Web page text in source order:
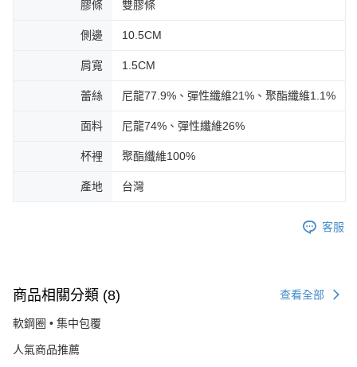
膠條 雙膠條
側邊 10.5CM
肩寬 1.5CM
蕾絲 尼龍77.9%、彈性纖維21%、聚酯纖維1.1%
面料 尼龍74%、彈性纖維26%
杯裡 聚酯纖維100%
產地 台灣
客服
商品相關分類 (8) 查看全部
軟鋼圈 • 集中包覆
人氣商品推薦